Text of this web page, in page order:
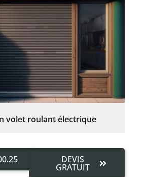
volet roulant électrique
DEVIS
GRATUIT